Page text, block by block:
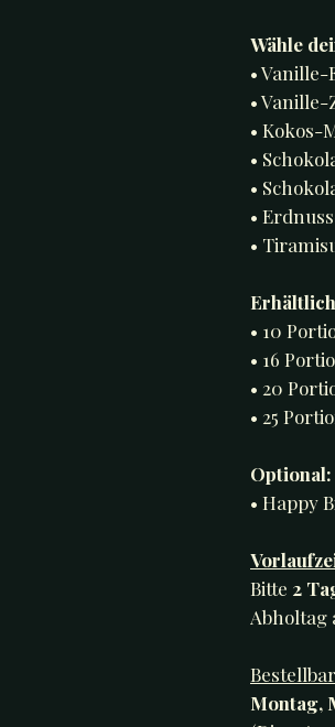
Wähle
•
•
• Kokos-
•
•
•
•
• 10
• 16
• 20
• 25
Optional:
• Happy
Bitte 2
Abholtag
Montag,